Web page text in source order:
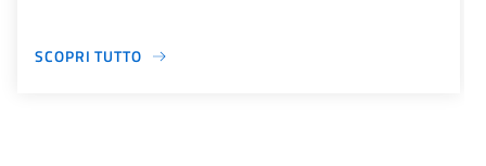
SCOPRI TUTTO